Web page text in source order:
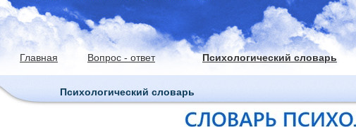
Главная Вопрос - ответ Психологический словарь
Психологический словарь